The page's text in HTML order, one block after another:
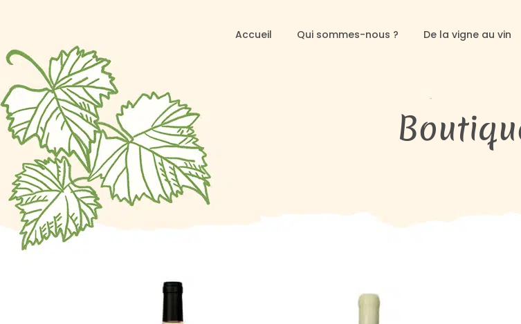
Accueil Qui sommes-nous ? De la vigne au vin